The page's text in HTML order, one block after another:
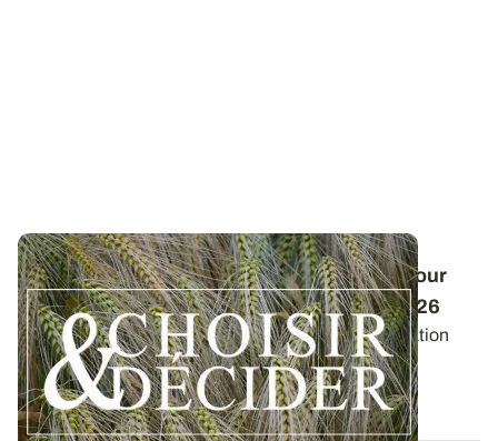
Conduite des orges d'hiver : des guides pour
réussir ses interventions au printemps 2026
Retrouvez les préconisations en matière de fertilisation
azotée et de protection des orges...
12 DÉC. 2025